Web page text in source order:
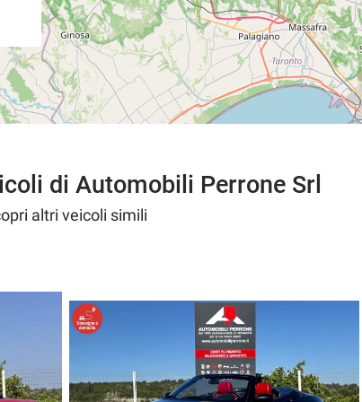
di Automobili Perrone Srl
altri veicoli simili